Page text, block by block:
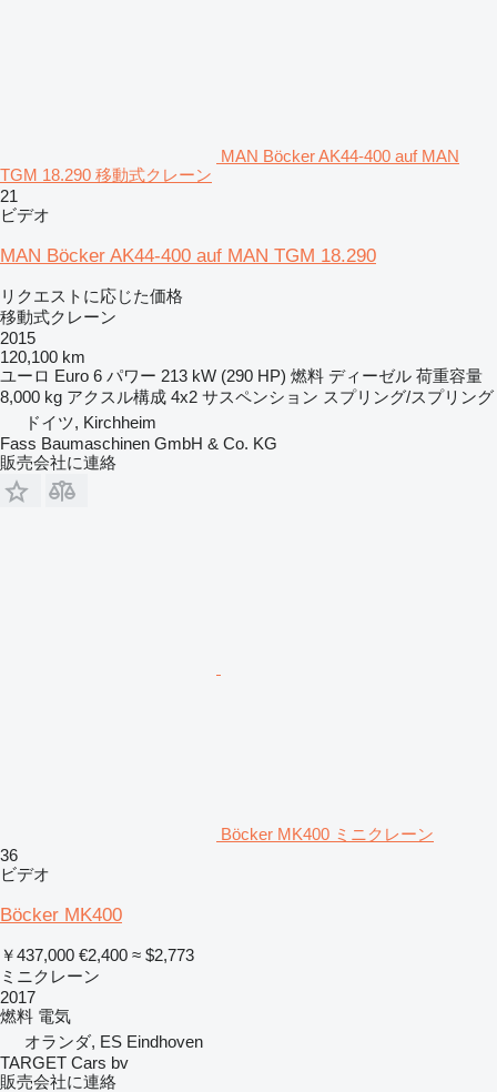
MAN Böcker AK44-400 auf MAN
TGM 18.290 移動式クレーン
21
ビデオ
MAN Böcker AK44-400 auf MAN TGM 18.290
リクエストに応じた価格
移動式クレーン
2015
120,100 km
ユーロ Euro 6 パワー 213 kW (290 HP) 燃料 ディーゼル 荷重容量
8,000 kg アクスル構成 4x2 サスペンション スプリング/スプリング
ドイツ, Kirchheim
Fass Baumaschinen GmbH & Co. KG
販売会社に連絡
Böcker MK400 ミニクレーン
36
ビデオ
Böcker MK400
￥437,000 €2,400 ≈ $2,773
ミニクレーン
2017
燃料 電気
オランダ, ES Eindhoven
TARGET Cars bv
販売会社に連絡